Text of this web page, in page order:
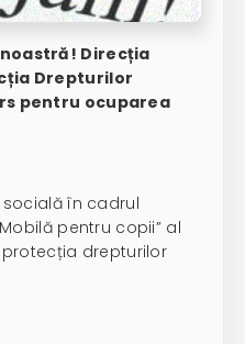
Direcția
Drepturilor
pentru ocuparea
în cadrul
pentru copii” al
drepturilor